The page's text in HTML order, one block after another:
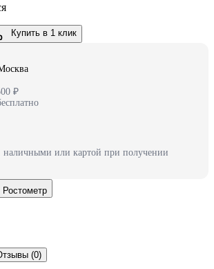
Купить в 1 клик
₽
наличными или картой при получении
Ростометр
(0)